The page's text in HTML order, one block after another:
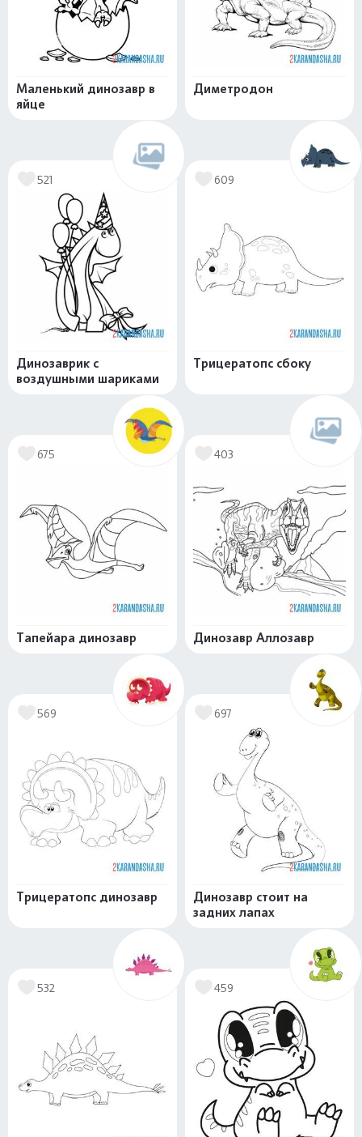
Маленький динозавр в
яйце
Диметродон
521
Динозаврик с
воздушными шариками
609
Трицератопс сбоку
675
Тапейара динозавр
403
Динозавр Аллозавр
569
Трицератопс динозавр
697
Динозавр стоит на
задних лапах
532 459